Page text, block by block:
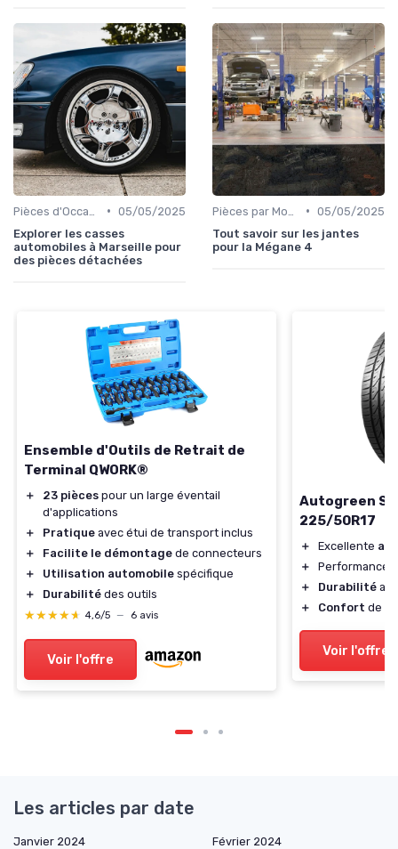
• 05/05/2025
Explorer les casses
automobiles à Marseille pour
des pièces détachées
• 05/05/2025
Tout savoir sur les jantes
pour la Mégane 4
Ensemble d'Outils de Retrait de
Terminal QWORK®
＋ 23 pièces pour un large éventail
d'applications
＋
Pratique avec étui de transport inclus
＋
Facilite le démontage de connecteurs
＋
Utilisation automobile spécifique
＋
Durabilité des outils
★★★★★
★★★★★ 4,6/5 — 6 avis
Voir l'offre
Autogreen
225/50R17
＋ Excellente
＋
Performance
＋
Durabilité
＋
Confort de
Voir l'offre
Les articles par date
Janvier 2024
Février 2024